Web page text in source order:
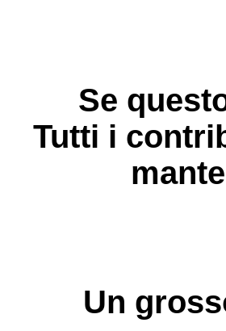
Se
Tutti i
Un